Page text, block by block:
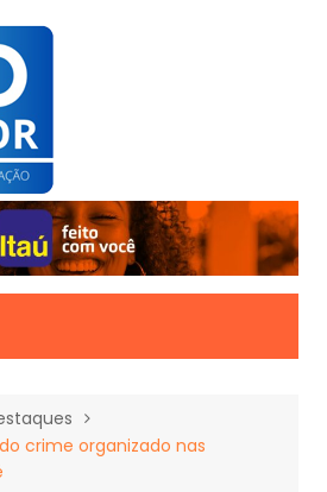
crime organizado nas